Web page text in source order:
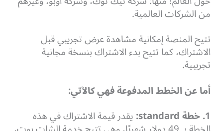
من الشركات العالمية.
تتيح المنصة إمكانية مشاهدة عرض تجريبي قبل
الاشتراك، كما تتيح بدء الاشتراك بنسخة مجانية
تجريبية.
أما عن الخطط المدفوعة فهي كالآتي:
1. خطة
standard
:يقدر قيمة الاشتراك في هذه